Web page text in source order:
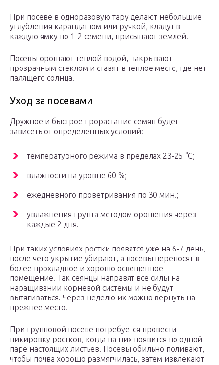
При посеве в одноразовую тару делают небольшие
углубления карандашом или ручкой, кладут в
каждую ямку по 1-2 семени, присыпают землей.
Посевы орошают теплой водой, накрывают
прозрачным стеклом и ставят в теплое место, где нет
палящего солнца.
Уход за посевами
Дружное и быстрое прорастание семян будет
зависеть от определенных условий:
температурного режима в пределах 23-25 °С;
влажности на уровне 60 %;
ежедневного проветривания по 30 мин.;
увлажнения грунта методом орошения через
каждые 2 дня.
При таких условиях ростки появятся уже на 6-7 день,
после чего укрытие убирают, а посевы переносят в
более прохладное и хорошо освещенное
помещение. Так сеянцы направят все силы на
наращивании корневой системы и не будут
вытягиваться. Через неделю их можно вернуть на
прежнее место.
При групповой посеве потребуется провести
пикировку ростков, когда на них появится по одной
паре настоящих листьев. Посевы обильно поливают,
чтобы почва хорошо размягчилась, затем извлекают